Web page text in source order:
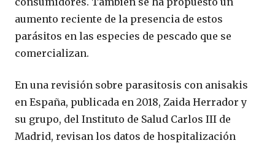
aumento reciente de la presencia de estos
parásitos en las especies de pescado que se
comercializan.
En una revisión sobre parasitosis con anisakis
en España, publicada en 2018, Zaida Herrador y
su grupo, del Instituto de Salud Carlos III de
Madrid, revisan los datos de hospitalización